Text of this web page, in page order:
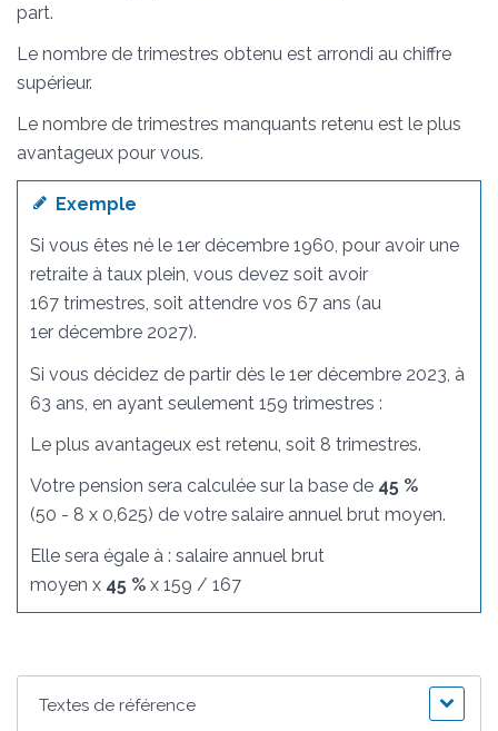
part.
Le nombre de trimestres obtenu est arrondi au chiffre
supérieur.
Le nombre de trimestres manquants retenu est le plus
avantageux pour vous.
Exemple
Si vous êtes né le 1er décembre 1960, pour avoir une
retraite à taux plein, vous devez soit avoir
167 trimestres, soit attendre vos 67 ans (au
1er décembre 2027).
Si vous décidez de partir dès le 1 er décembre 2023, à
63 ans, en ayant seulement 159 trimestres :
Le plus avantageux est retenu, soit 8 trimestres.
Votre pension sera calculée sur la base de 45 %
(50 - 8 x 0,625) de votre salaire annuel brut moyen.
Elle sera égale à : salaire annuel brut
moyen x 45 % x 159 / 167
Textes de référence